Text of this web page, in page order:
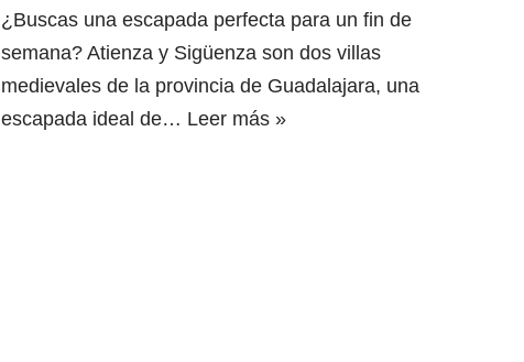
¿Buscas una escapada perfecta para un fin de
semana? Atienza y Sigüenza son dos villas
medievales de la provincia de Guadalajara, una
escapada ideal de… Leer más »